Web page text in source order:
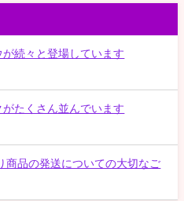
が続々と登場しています
たくさん並んでいます
商品の発送についての大切なご